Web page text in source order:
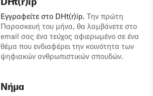
Εγγραφείτε στο DHt(r)ip. Την πρώτη
Παρασκευή του μήνα, θα λαμβάνετε στο
email σας ένα τεύχος αφιερωμένο σε ένα
θέμα που ενδιαφέρει την κοινότητα των
ψηφιακών ανθρωπιστικών σπουδών.
Νήμα